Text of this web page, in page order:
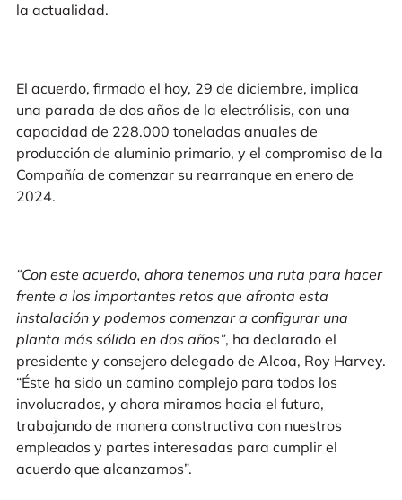
la actualidad.
El acuerdo, firmado el hoy, 29 de diciembre, implica
una parada de dos años de la electrólisis, con una
capacidad de 228.000 toneladas anuales de
producción de aluminio primario, y el compromiso de la
Compañía de comenzar su rearranque en enero de
2024.
“Con este acuerdo, ahora tenemos una ruta para hacer
frente a los importantes retos que afronta esta
instalación y podemos comenzar a configurar una
planta más sólida en dos años”, ha declarado el
presidente y consejero delegado de Alcoa, Roy Harvey.
“Éste ha sido un camino complejo para todos los
involucrados, y ahora miramos hacia el futuro,
trabajando de manera constructiva con nuestros
empleados y partes interesadas para cumplir el
acuerdo que alcanzamos”.